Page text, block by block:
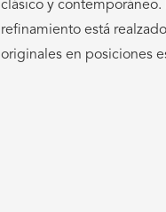
originales en posiciones